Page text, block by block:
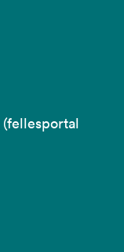
(fellesportal